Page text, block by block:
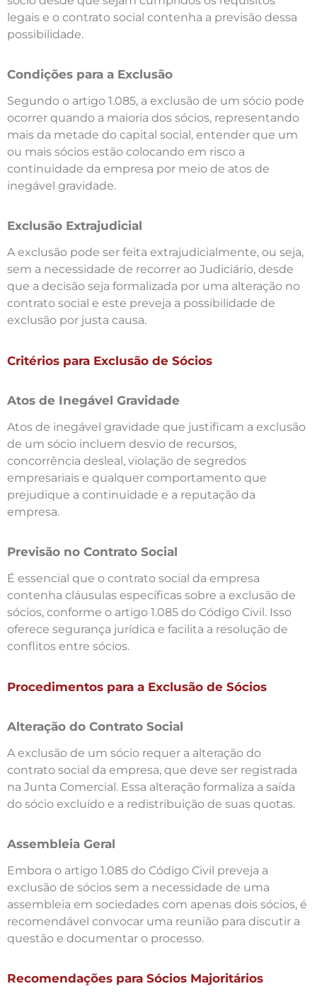
legais e o contrato social contenha a previsão dessa
possibilidade.
Condições para a Exclusão
Segundo o artigo 1.085, a exclusão de um sócio pode
ocorrer quando a maioria dos sócios, representando
mais da metade do capital social, entender que um
ou mais sócios estão colocando em risco a
continuidade da empresa por meio de atos de
inegável gravidade.
Exclusão Extrajudicial
A exclusão pode ser feita extrajudicialmente, ou seja,
sem a necessidade de recorrer ao Judiciário, desde
que a decisão seja formalizada por uma alteração no
contrato social e este preveja a possibilidade de
exclusão por justa causa.
Critérios para Exclusão de Sócios
Atos de Inegável Gravidade
Atos de inegável gravidade que justificam a exclusão
de um sócio incluem desvio de recursos,
concorrência desleal, violação de segredos
empresariais e qualquer comportamento que
prejudique a continuidade e a reputação da
empresa.
Previsão no Contrato Social
É essencial que o contrato social da empresa
contenha cláusulas específicas sobre a exclusão de
sócios, conforme o artigo 1.085 do Código Civil. Isso
oferece segurança jurídica e facilita a resolução de
conflitos entre sócios.
Procedimentos para a Exclusão de Sócios
Alteração do Contrato Social
A exclusão de um sócio requer a alteração do
contrato social da empresa, que deve ser registrada
na Junta Comercial. Essa alteração formaliza a saída
do sócio excluído e a redistribuição de suas quotas.
Assembleia Geral
Embora o artigo 1.085 do Código Civil preveja a
exclusão de sócios sem a necessidade de uma
assembleia em sociedades com apenas dois sócios, é
recomendável convocar uma reunião para discutir a
questão e documentar o processo.
Recomendações para Sócios Majoritários